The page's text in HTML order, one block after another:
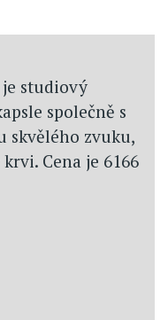
studiový
společně s
skvělého zvuku,
Cena je 6166